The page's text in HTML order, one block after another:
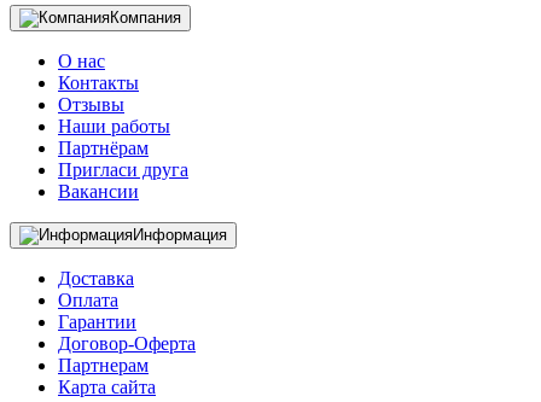
Компания
О нас
Контакты
Отзывы
Наши работы
Партнёрам
Пригласи друга
Вакансии
Информация
Доставка
Оплата
Гарантии
Договор-Оферта
Партнерам
Карта сайта